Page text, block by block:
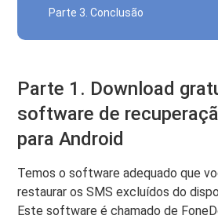
Parte 3. Conclusão
Parte 1. Download
software de
para Android
Temos o software adequado que
restaurar os SMS excluídos do
Este software é chamado de